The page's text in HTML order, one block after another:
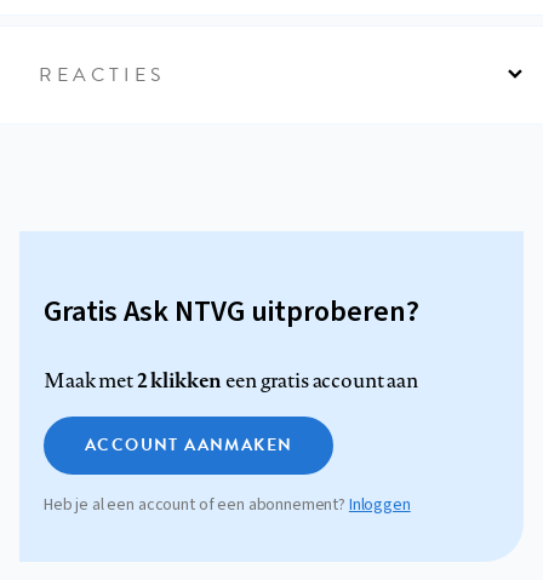
REACTIES
Gratis Ask NTVG uitproberen?
Maak met2 klikkeneen gratis account aan
ACCOUNT AANMAKEN
Heb je al een account of een abonnement? Inloggen